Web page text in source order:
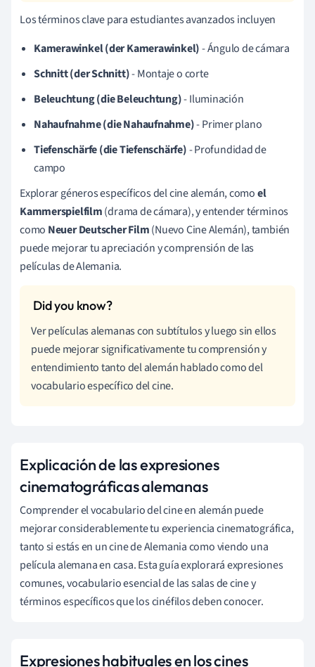
Los términos clave para estudiantes avanzados incluyen
Kamerawinkel (der Kamerawinkel)- Ángulo de cámara
Schnitt (der Schnitt)- Montaje o corte
Beleuchtung (die Beleuchtung)- Iluminación
Nahaufnahme (die Nahaufnahme)- Primer plano
Tiefenschärfe (die Tiefenschärfe)- Profundidad de
campo
Explorar géneros específicos del cine alemán, comoel
Kammerspielfilm(drama de cámara), y entender términos
como Neuer Deutscher Film(Nuevo Cine Alemán), también
puede mejorar tu apreciación y comprensión de las
películas de Alemania.
Ver películas alemanas con subtítulos y luego sin ellos
puede mejorar significativamente tu comprensión y
entendimiento tanto del alemán hablado como del
vocabulario específico del cine.
Explicación de las expresiones
cinematográficas alemanas
Comprender el vocabulario del cine en alemán puede
mejorar considerablemente tu experiencia cinematográfica,
tanto si estás en un cine de Alemania como viendo una
película alemana en casa. Esta guía explorará expresiones
comunes, vocabulario esencial de las salas de cine y
términos específicos que los cinéfilos deben conocer.
Expresiones habituales en los cines